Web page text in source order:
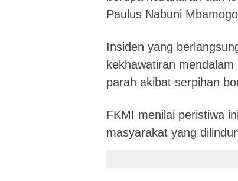
Paulus Nabuni
Insiden yang
kekhawatiran
parah akibat serpihan
FKMI menilai peristiwa
masyarakat yang